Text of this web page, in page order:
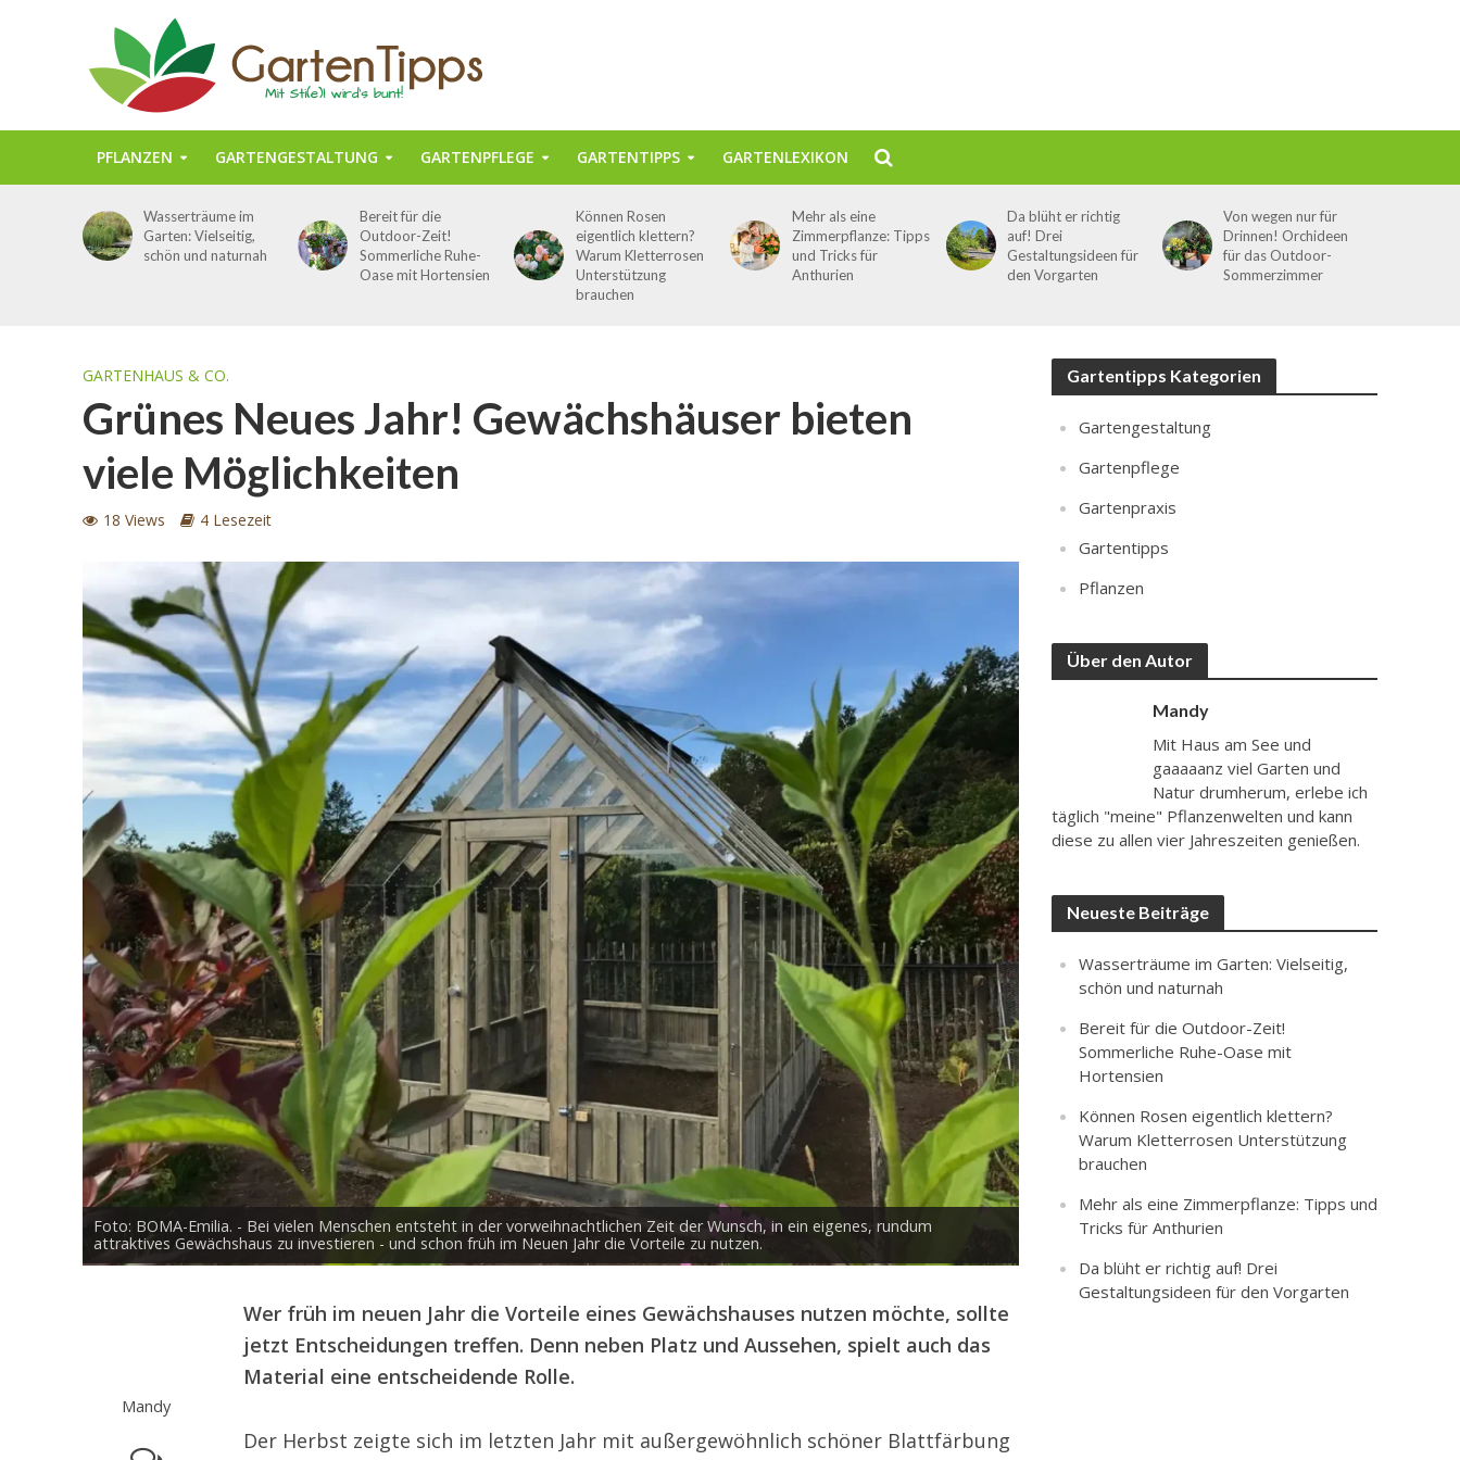
PFLANZEN GARTENGESTALTUNG GARTENPFLEGE GARTENTIPPS GARTENLEXIKON
Wasserträume im
Garten: Vielseitig,
schön und naturnah
Bereit für die
Outdoor-Zeit!
Sommerliche Ruhe-
Oase mit Hortensien
Können Rosen
eigentlich klettern?
Warum Kletterrosen
Unterstützung
brauchen
Mehr als eine
Zimmerpflanze: Tipps
und Tricks für
Anthurien
Da blüht er richtig
auf! Drei
Gestaltungsideen für
den Vorgarten
Von wegen nur für
Drinnen! Orchideen
für das Outdoor-
Sommerzimmer
GARTENHAUS & CO.
Grünes Neues Jahr! Gewächshäuser bieten
viele Möglichkeiten
18 Views 4 Lesezeit
Foto: BOMA-Emilia. - Bei vielen Menschen entsteht in der vorweihnachtlichen Zeit der Wunsch, in ein eigenes, rundum
attraktives Gewächshaus zu investieren - und schon früh im Neuen Jahr die Vorteile zu nutzen.
Mandy
Wer früh im neuen Jahr die Vorteile eines Gewächshauses nutzen möchte, sollte
jetzt Entscheidungen treffen. Denn neben Platz und Aussehen, spielt auch das
Material eine entscheidende Rolle.
Der Herbst zeigte sich im letzten Jahr mit außergewöhnlich schöner Blattfärbung
Gartentipps Kategorien
Gartengestaltung
Gartenpflege
Gartenpraxis
Gartentipps
Pflanzen
Über den Autor
Mandy
Mit Haus am See und
gaaaaanz viel Garten und
Natur drumherum, erlebe ich
täglich "meine" Pflanzenwelten und kann
diese zu allen vier Jahreszeiten genießen.
Neueste Beiträge
Wasserträume im Garten: Vielseitig,
schön und naturnah
Bereit für die Outdoor-Zeit!
Sommerliche Ruhe-Oase mit
Hortensien
Können Rosen eigentlich klettern?
Warum Kletterrosen Unterstützung
brauchen
Mehr als eine Zimmerpflanze: Tipps und
Tricks für Anthurien
Da blüht er richtig auf! Drei
Gestaltungsideen für den Vorgarten